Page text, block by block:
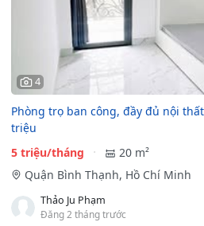
4
Phòng trọ ban công, đầy đủ nội
triệu
5 triệu/tháng
20 m²
Quận Bình Thạnh, Hồ Chí Minh
Thảo Ju Phạm
Đăng 2 tháng trước